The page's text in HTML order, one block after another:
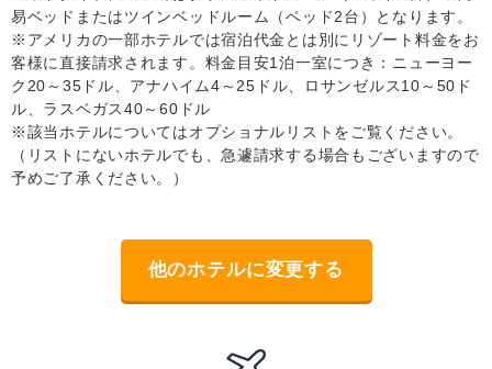
易ベッドまたはツインベッドルーム（ベッド2台）となります。
※アメリカの一部ホテルでは宿泊代金とは別にリゾート料金をお
客様に直接請求されます。料金目安1泊一室につき：ニューヨー
ク20～35ドル、アナハイム4～25ドル、ロサンゼルス10～50ド
ル、ラスベガス40～60ドル
※該当ホテルについてはオプショナルリストをご覧ください。
（リストにないホテルでも、急遽請求する場合もございますので
予めご了承ください。）
他のホテルに変更する